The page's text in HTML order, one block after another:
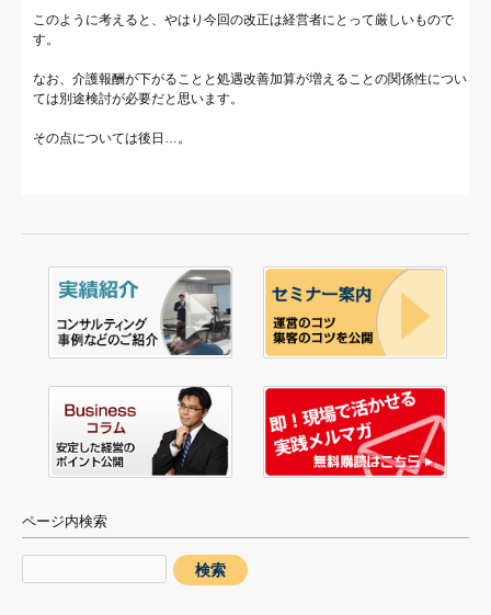
このように考えると、やはり今回の改正は経営者にとって厳しいもので
す。
なお、介護報酬が下がることと処遇改善加算が増えることの関係性につい
ては別途検討が必要だと思います。
その点については後日…。
ページ内検索